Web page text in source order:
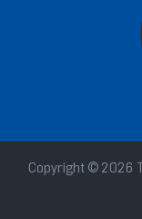
Copyright © 2026